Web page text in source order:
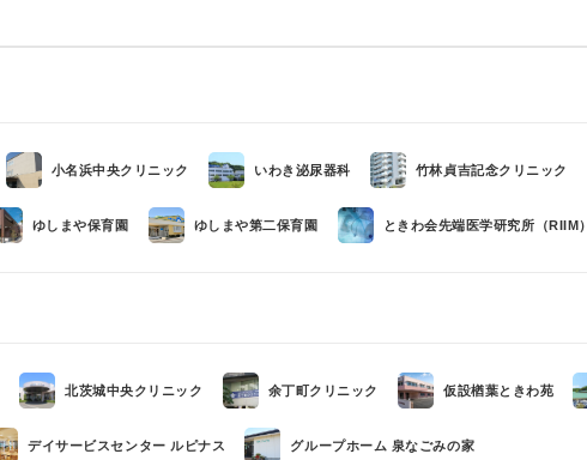
小名浜中央クリニック いわき泌尿器科 竹林貞吉記念クリニック
ゆしまや保育園 ゆしまや第二保育園 ときわ会先端医学研究所（RIIM）
北茨城中央クリニック 余丁町クリニック 仮設楢葉ときわ苑
デイサービスセンター ルピナス グループホーム 泉なごみの家